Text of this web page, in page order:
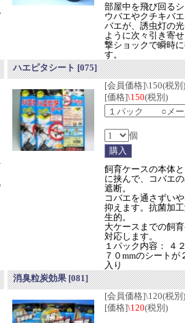
部屋中を飛び回る
ウバエやクチキバ
バエが、誘虫灯の
ように次々引き寄
撃ショックで瞬時
す。
ハエピタシート[075]
[会員価格]\150(税別)
[価格]\150(税別)
個
飼育ケースの本体
に挟んで、コバエ
遮断。
コバエを通さずい
抑えます。抗菌加
生的。
大ケースまでの飼
対応します。
１パック内容： ４
７０mmのシートが
入り
消臭粒炭効果[081]
[会員価格]\120(税別)
[価格]\120(税別)